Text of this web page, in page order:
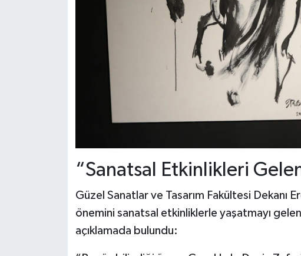
“Sanatsal Etkinlikleri
Güzel Sanatlar ve Tasarım Fakültesi Dekanı
önemini sanatsal etkinliklerle yaşatmayı
açıklamada bulundu: